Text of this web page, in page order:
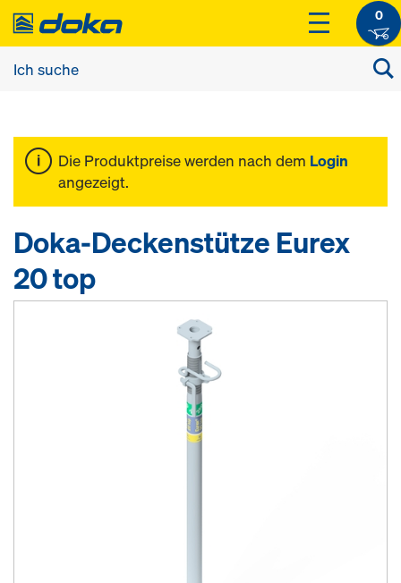
0
Die Produktpreise werden nach dem Login
angezeigt.
Doka-Deckenstütze Eurex
20 top